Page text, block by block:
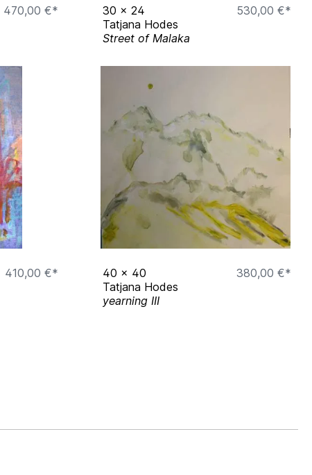
470,00 €*
30 x 24
530,00 €*
Tatjana Hodes
Street of Malaka
410,00 €*
40 x 40
380,00 €*
Tatjana Hodes
yearning III